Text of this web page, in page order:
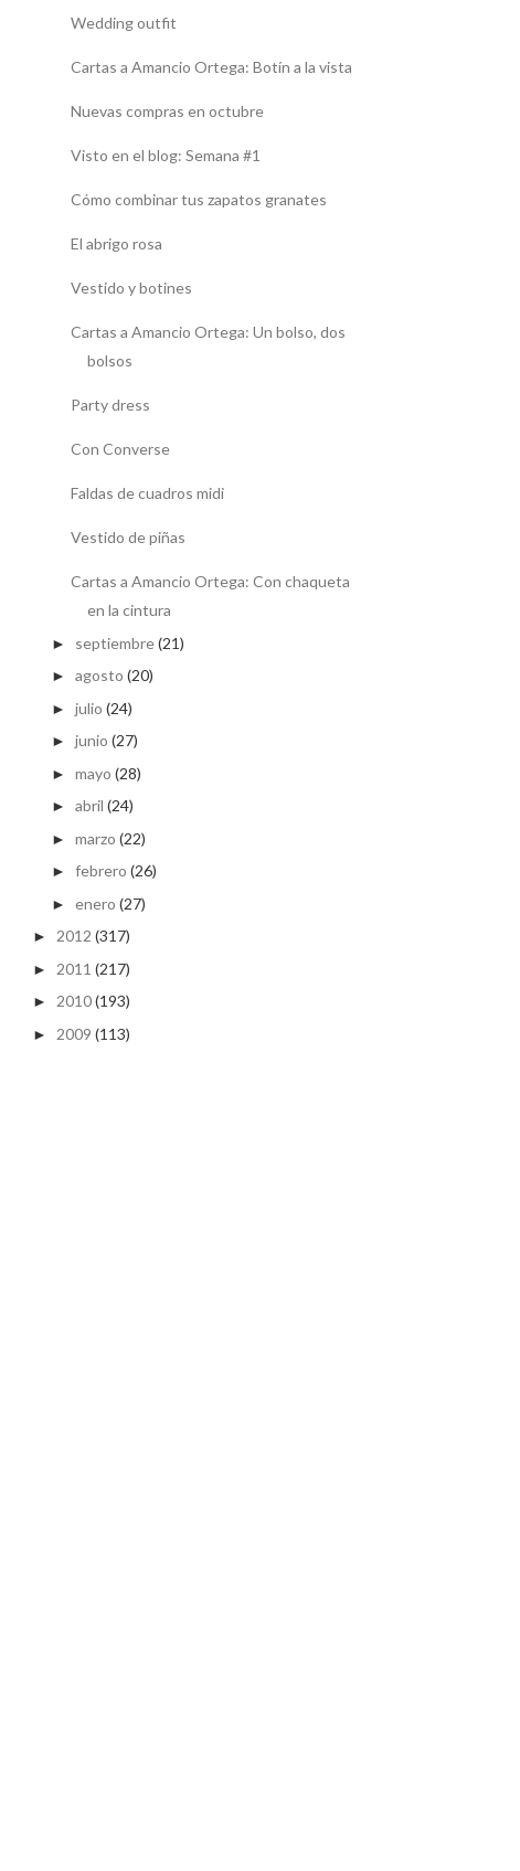
Wedding outfit
Cartas a Amancio Ortega: Botín a la vista
Nuevas compras en octubre
Visto en el blog: Semana #1
Cómo combinar tus zapatos granates
El abrigo rosa
Vestido y botines
Cartas a Amancio Ortega: Un bolso, dos
bolsos
Party dress
Con Converse
Faldas de cuadros midi
Vestido de piñas
Cartas a Amancio Ortega: Con chaqueta
en la cintura
► septiembre(21)
► agosto (20)
► julio (24)
► junio (27)
► mayo (28)
► abril (24)
► marzo (22)
► febrero (26)
► enero (27)
► 2012 (317)
► 2011 (217)
► 2010(193)
► 2009 (113)